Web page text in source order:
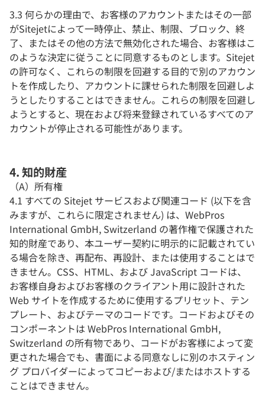
3.3 何らかの理由で、お客様のアカウントまたはその一部
がSitejetによって一時停止、禁止、制限、ブロック、終
了、またはその他の方法で無効化された場合、お客様はこ
のような決定に従うことに同意するものとします。Sitejet
の許可なく、これらの制限を回避する目的で別のアカウン
トを作成したり、アカウントに課せられた制限を回避しよ
うとしたりすることはできません。これらの制限を回避し
ようとすると、現在および将来登録されているすべてのア
カウントが停止される可能性があります。
4. 知的財産
（A）所有権
4.1 すべての Sitejet サービスおよび関連コード (以下を含
みますが、これらに限定されません) は、WebPros
International GmbH, Switzerland の著作権で保護された
知的財産であり、本ユーザー契約に明示的に記載されてい
る場合を除き、再配布、再設計、または使用することはで
きません。CSS、HTML、および JavaScript コードは、
お客様自身およびお客様のクライアント用に設計された
Web サイトを作成するために使用するプリセット、テン
プレート、およびテーマのコードです。コードおよびその
コンポーネントは WebPros International GmbH,
Switzerland の所有物であり、コードがお客様によって変
更された場合でも、書面による同意なしに別のホスティン
グ プロバイダーによってコピーおよび/またはホストする
ことはできません。